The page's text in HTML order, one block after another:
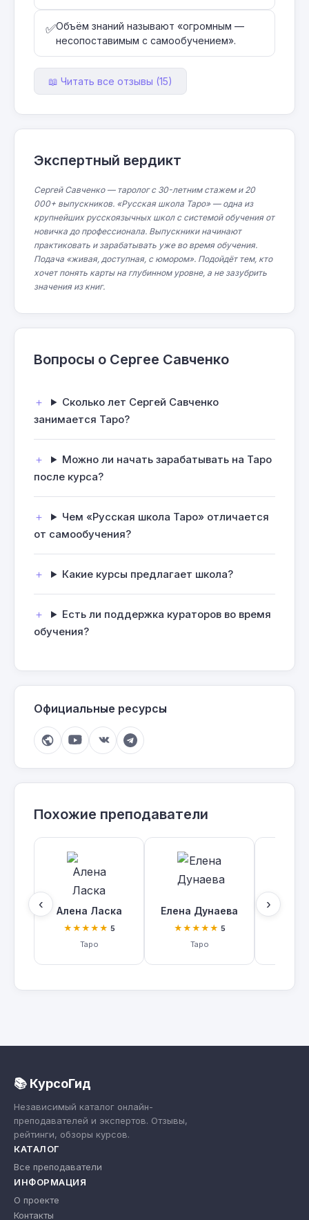
✅Объём знаний называют «огромным —
несопоставимым с самообучением».
📖 Читать все отзывы (15)
Экспертный вердикт
Сергей Савченко — таролог с 30-летним стажем и 20
000+ выпускников. «Русская школа Таро» — одна из
крупнейших русскоязычных школ с системой обучения от
новичка до профессионала. Выпускники начинают
практиковать и зарабатывать уже во время обучения.
Подача «живая, доступная, с юмором». Подойдёт тем, кто
хочет понять карты на глубинном уровне, а не зазубрить
значения из книг.
Вопросы о Сергее Савченко
Сколько лет Сергей Савченко
занимается Таро?
Можно ли начать зарабатывать на Таро
после курса?
Чем «Русская школа Таро» отличается
от самообучения?
Какие курсы предлагает школа?
Есть ли поддержка кураторов во время
обучения?
Официальные ресурсы
Похожие преподаватели
‹ Алена Ласка
★★★★★ 5
Таро
Елена Дунаева
★★★★★ 5
Таро
›
📚 КурсоГид
Независимый каталог онлайн-
преподавателей и экспертов. Отзывы,
рейтинги, обзоры курсов.
КАТАЛОГ
Все преподаватели
ИНФОРМАЦИЯ
О проекте
Контакты